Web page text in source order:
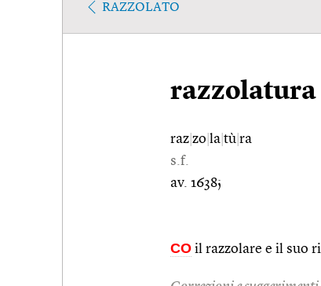
RAZZOLATO
razzolatura
raz zo la tù ra
s.f.
av. 1638;
CO il razzolare e il suo